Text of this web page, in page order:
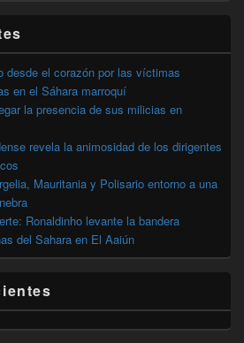
desde el corazón por las víctimas
en el Sáhara marroquí
la presencia de sus milicias en
revela la animosidad de los dirigentes
Mauritania y Polisario entorno a una
Ronaldinho levante la bandera
del Sahara en El Aaiún